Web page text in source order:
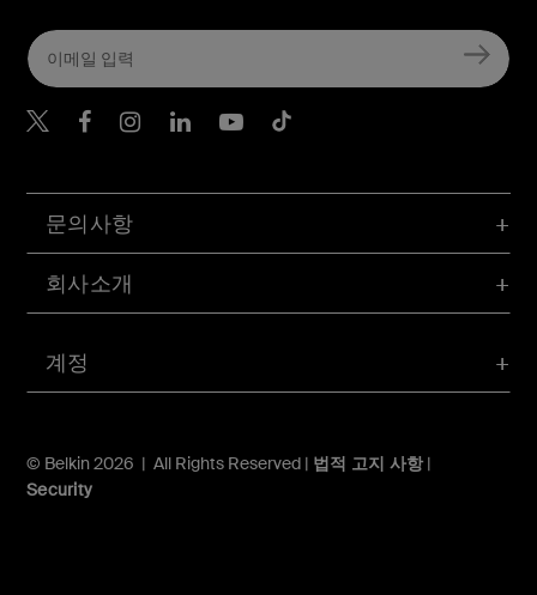
계정
문의사항
회사소개
© Belkin 2026 | All Rights Reserved | 법적 고지 사항|
Security
Belkin Twitter